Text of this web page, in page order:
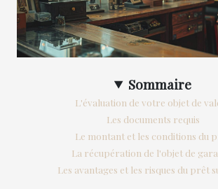
Sommaire
L'évaluation de votre objet de
Les documents requis
Le montant et les conditions du
La récupération de l'objet de
Les avantages et les risques du prêt